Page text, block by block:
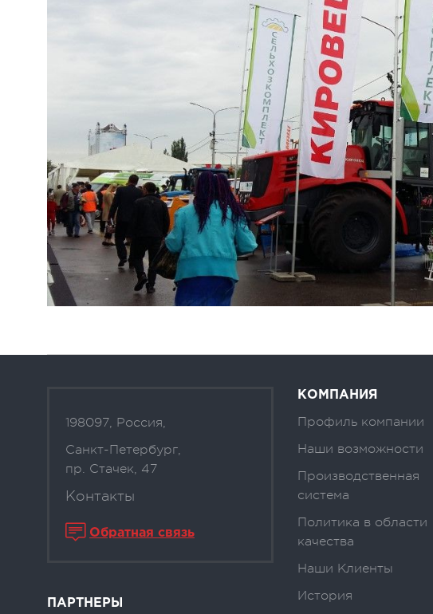
198097, Россия,
Санкт-Петербург,
пр. Стачек, 47
Контакты
Обратная связь
ПАРТНЕРЫ
КОМПАНИЯ
Профиль компании
Наши возможности
Производственная
система
Политика в области
качества
Наши Клиенты
История